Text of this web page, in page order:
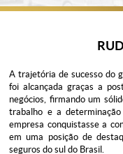
A trajetória de sucesso do
foi alcançada graças a
negócios, firmando um
trabalho e a
empresa conquistasse a
em uma posição de
seguros do sul do Brasil.